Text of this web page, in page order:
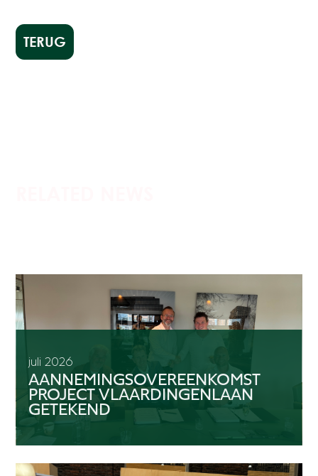
TERUG
juli 2026
AANNEMINGSOVEREENKOMST
PROJECT VLAARDINGENLAAN
GETEKEND